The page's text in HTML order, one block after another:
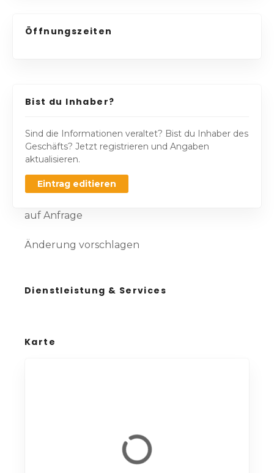
Öffnungszeiten
Bist du Inhaber?
Sind die Informationen veraltet? Bist du Inhaber des
Geschäfts? Jetzt registrieren und Angaben
aktualisieren.
Eintrag editieren
auf Anfrage
Änderung vorschlagen
Dienstleistung & Services
Karte